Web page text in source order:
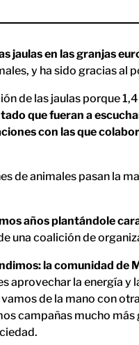
jaulas en las granjas
y ha sido gracias al
de las jaulas porque
que fueran a
con las que
de animales pasan la
años plantándole
una coalición de
la comunidad
aprovechar la energía y
de la mano con
campañas mucho